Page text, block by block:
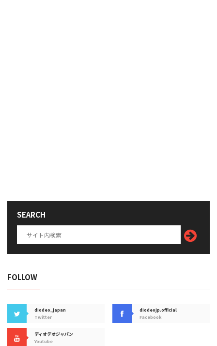
SEARCH
FOLLOW
diodeo_japan
Twitter
diodeojp.official
Facebook
ディオデオジャパン
Youtube